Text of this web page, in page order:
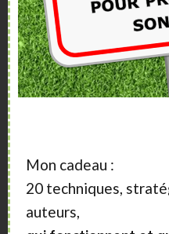
Éditeur de beaux livres,
Adresse :
Auvergne)
Mon cadeau :
20 techniques,
auteurs,